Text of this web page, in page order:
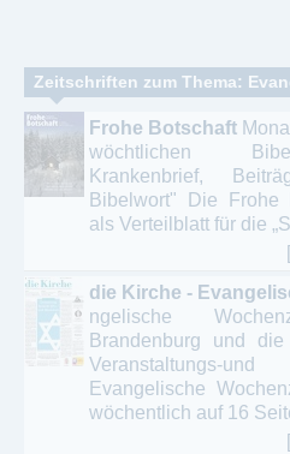
Frohe Botschaft
wöchtlichen
Krankenbrief,
Bibelwort" Die Frohe
als Verteilblatt für die
die Kirche -
ngelische
Brandenburg und
Veranstaltungs-
Evangelische
wöchentlich auf 16